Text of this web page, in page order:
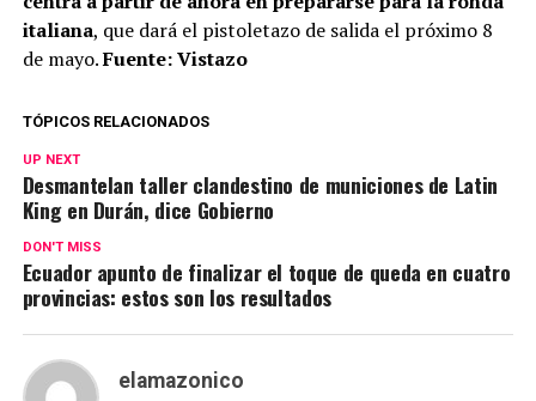
italiana, que dará el pistoletazo de salida el próximo 8
de mayo.Fuente: Vistazo
TÓPICOS RELACIONADOS
UP NEXT
Desmantelan taller clandestino de municiones de Latin
King en Durán, dice Gobierno
DON'T MISS
Ecuador apunto de finalizar el toque de queda en cuatro
provincias: estos son los resultados
elamazonico